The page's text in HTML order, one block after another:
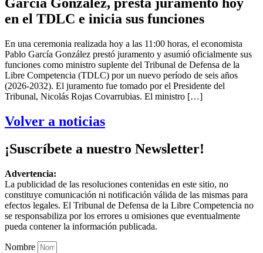
en el TDLC e inicia sus funciones
En una ceremonia realizada hoy a las 11:00 horas, el economista
Pablo García González prestó juramento y asumió oficialmente sus
funciones como ministro suplente del Tribunal de Defensa de la
Libre Competencia (TDLC) por un nuevo período de seis años
(2026-2032). El juramento fue tomado por el Presidente del
Tribunal, Nicolás Rojas Covarrubias. El ministro […]
Volver a noticias
¡Suscríbete a nuestro Newsletter!
Advertencia:
La publicidad de las resoluciones contenidas en este sitio, no
constituye comunicación ni notificación válida de las mismas para
efectos legales. El Tribunal de Defensa de la Libre Competencia no
se responsabiliza por los errores u omisiones que eventualmente
pueda contener la información publicada.
Nombre